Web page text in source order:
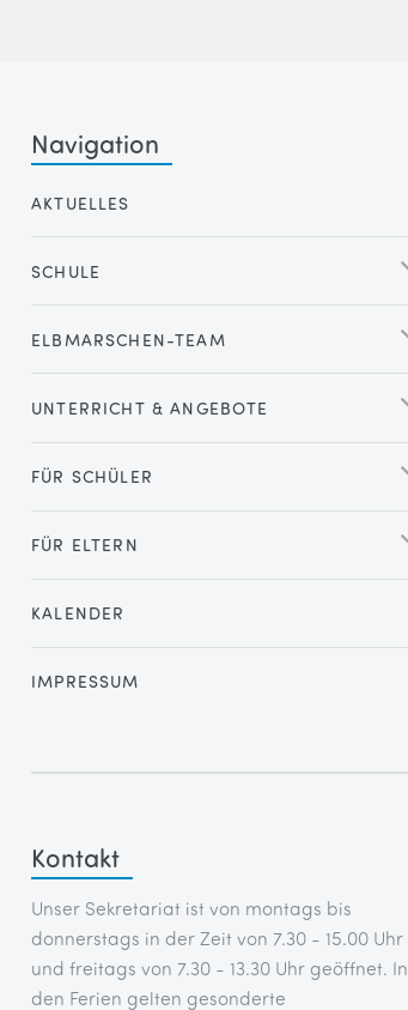
Navigation
AKTUELLES
SCHULE
ELBMARSCHEN-TEAM
UNTERRICHT & ANGEBOTE
FÜR SCHÜLER
FÜR ELTERN
KALENDER
IMPRESSUM
Kontakt
Unser Sekretariat ist von montags bis
donnerstags in der Zeit von 7.30 - 15.00 Uhr
und freitags von 7.30 - 13.30 Uhr geöffnet. In
den Ferien gelten gesonderte